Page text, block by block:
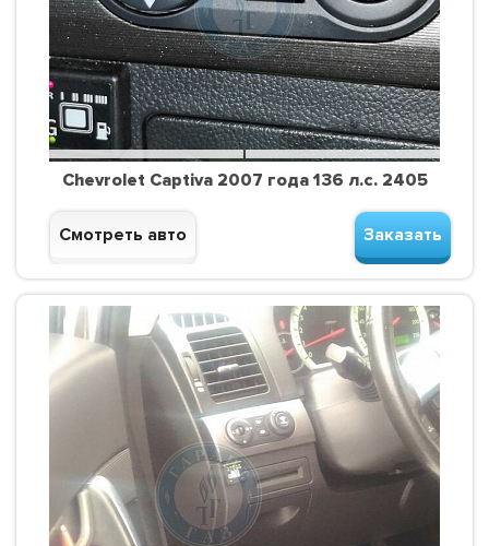
Chevrolet Captiva 2007 года 136 л.с. 2405
Смотреть авто Заказать